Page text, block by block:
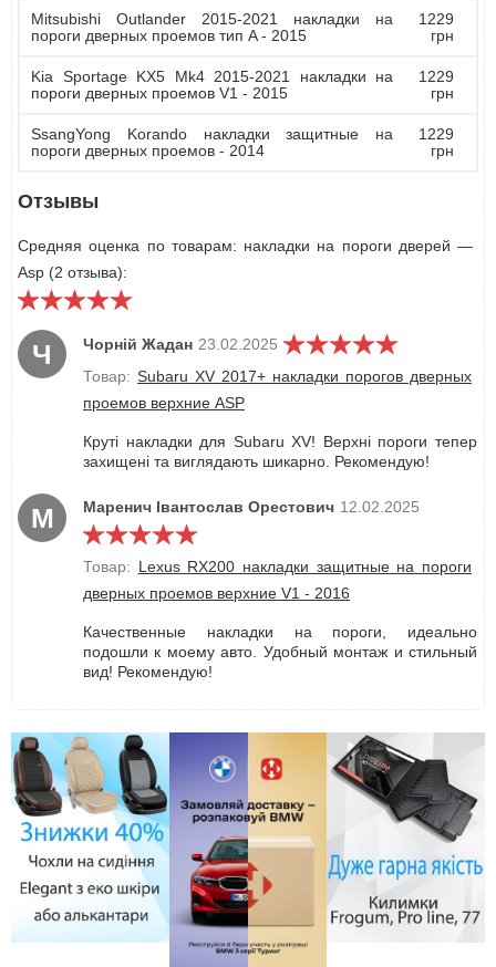
Mitsubishi Outlander 2015-2021 накладки на
пороги дверных проемов тип A - 2015
1229
грн
Kia Sportage KX5 Mk4 2015-2021 накладки на
пороги дверных проемов V1 - 2015
1229
грн
SsangYong Korando накладки защитные на
пороги дверных проемов - 2014
1229
грн
Отзывы
Средняя оценка по товарам: накладки на пороги дверей —
Asp (2 отзыва):
Ч Чорній Жадан 23.02.2025
Товар: Subaru XV 2017+ накладки порогов дверных
проемов верхние ASP
Круті накладки для Subaru XV! Верхні пороги тепер
захищені та виглядають шикарно. Рекомендую!
М Маренич Івантослав Орестович 12.02.2025
Товар: Lexus RX200 накладки защитные на пороги
дверных проемов верхние V1 - 2016
Качественные накладки на пороги, идеально
подошли к моему авто. Удобный монтаж и стильный
вид! Рекомендую!